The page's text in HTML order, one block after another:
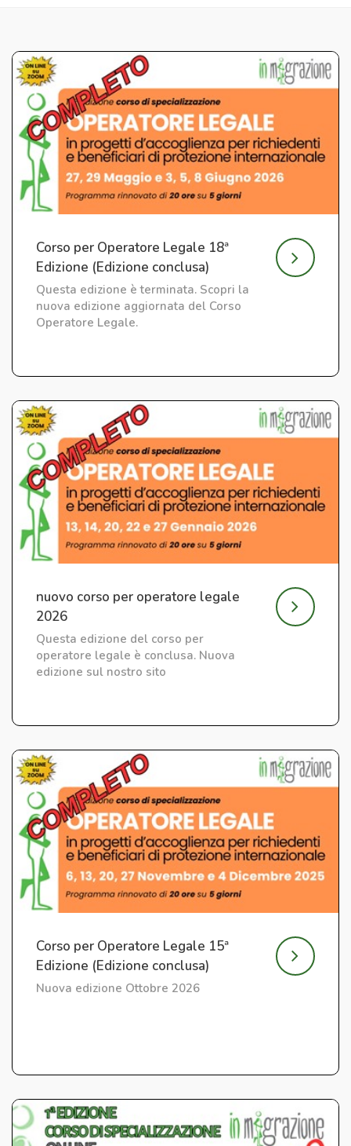
Corso per Operatore Legale 18ª
Edizione (Edizione conclusa)
Questa edizione è terminata. Scopri la
nuova edizione aggiornata del Corso
Operatore Legale.
nuovo corso per operatore legale
2026
Questa edizione del corso per
operatore legale è conclusa. Nuova
edizione sul nostro sito
Corso per Operatore Legale 15ª
Edizione (Edizione conclusa)
Nuova edizione Ottobre 2026